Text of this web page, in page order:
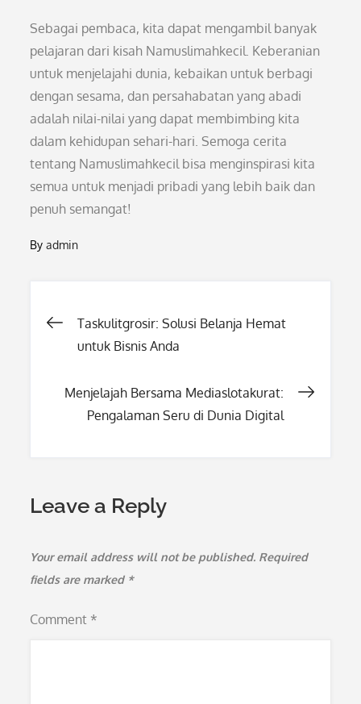
Sebagai pembaca, kita dapat mengambil banyak
pelajaran dari kisah Namuslimahkecil. Keberanian
untuk menjelajahi dunia, kebaikan untuk berbagi
dengan sesama, dan persahabatan yang abadi
adalah nilai-nilai yang dapat membimbing kita
dalam kehidupan sehari-hari. Semoga cerita
tentang Namuslimahkecil bisa menginspirasi kita
semua untuk menjadi pribadi yang lebih baik dan
penuh semangat!
Byadmin
Post
Taskulitgrosir: Solusi Belanja Hemat
untuk Bisnis Anda
Menjelajah Bersama Mediaslotakurat:
Pengalaman Seru di Dunia Digital
Leave a Reply
Your email address will not be published. Required
fields are marked *
Comment *